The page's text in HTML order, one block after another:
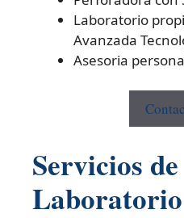
Laboratorio
Avanzada
Asesoria
Servicios de